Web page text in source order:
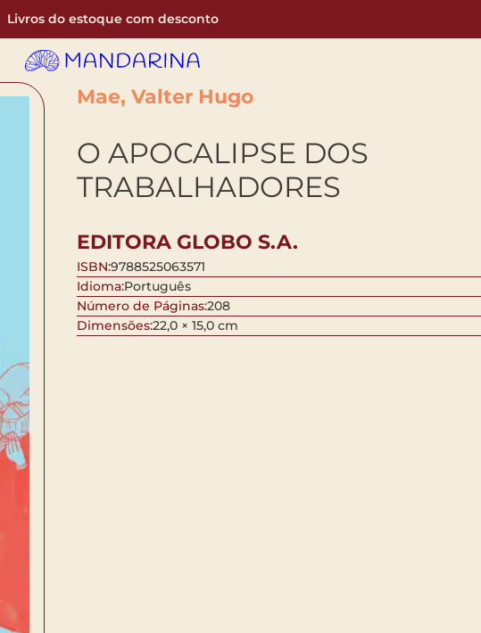
Livros do estoque com desconto
Mae, Valter Hugo
O APOCALIPSE DOS
TRABALHADORES
EDITORA GLOBO S.A.
ISBN:9788525063571
Idioma:Português
Número de Páginas:208
Dimensões:22,0 × 15,0 cm